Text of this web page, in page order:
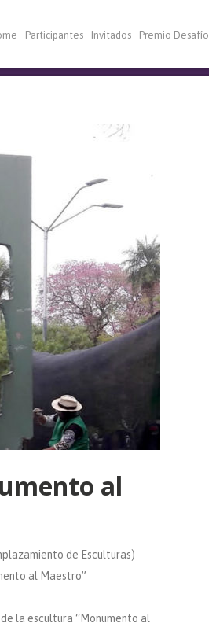
Participantes Invitados Premio Desafío
al
de Esculturas)
al Maestro”
la escultura “Monumento al